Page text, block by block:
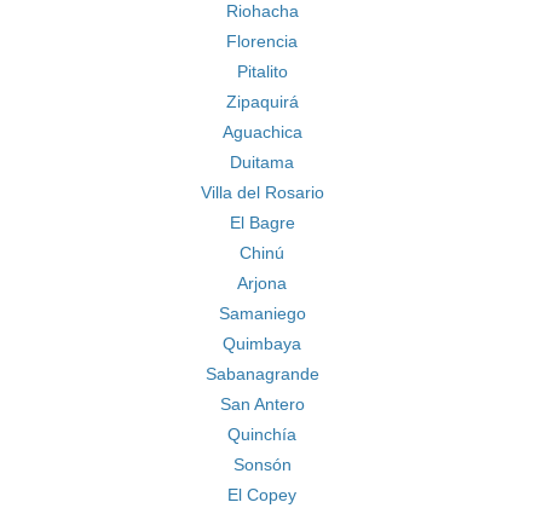
Riohacha
Florencia
Pitalito
Zipaquirá
Aguachica
Duitama
Villa del Rosario
El Bagre
Chinú
Arjona
Samaniego
Quimbaya
Sabanagrande
San Antero
Quinchía
Sonsón
El Copey